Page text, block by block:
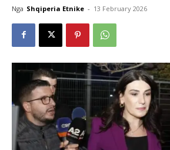
Nga Shqiperia Etnike - 13 February 2026